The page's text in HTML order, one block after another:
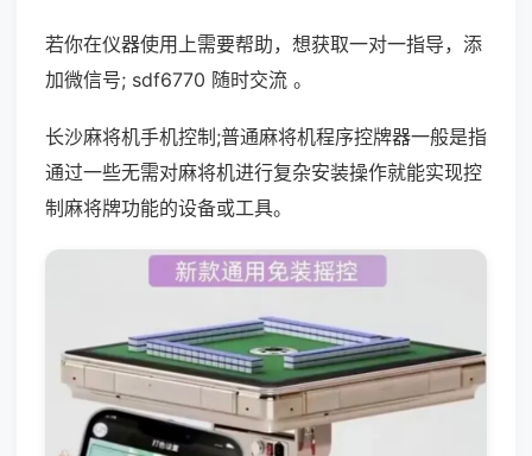
若你在仪器使用上需要帮助，想获取一对一指导，添
加微信号; sdf6770 随时交流 。
长沙麻将机手机控制;普通麻将机程序控牌器一般是指
通过一些无需对麻将机进行复杂安装操作就能实现控
制麻将牌功能的设备或工具。